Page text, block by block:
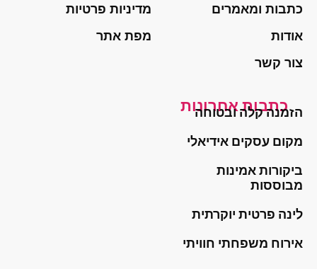
כתבות ומאמרים
אודות
צור קשר
מדיניות פרטיות
מפת אתר
כתבות אחרונות
הזמנה קלה ובטוחה
מקום עסקים אידיאלי
ביקורות אמינות
מבוססות
לינה פרטית יוקרתית
אירוח משפחתי חוויתי